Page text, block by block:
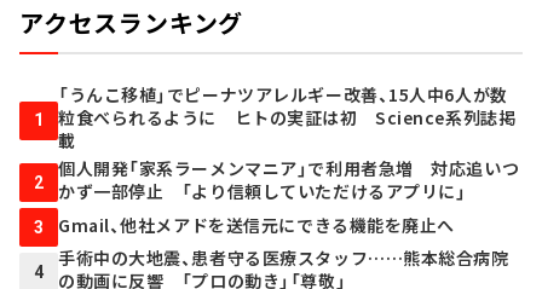
アクセスランキング
1
「うんこ移植」でピーナツアレルギー改善、15人中6人が数
粒食べられるように ヒトの実証は初 Science系列誌掲
載
2
個人開発「家系ラーメンマニア」で利用者急増 対応追いつ
かず一部停止 「より信頼していただけるアプリに」
3 Gmail、他社メアドを送信元にできる機能を廃止へ
4
手術中の大地震、患者守る医療スタッフ……熊本総合病院
の動画に反響 「プロの動き」「尊敬」